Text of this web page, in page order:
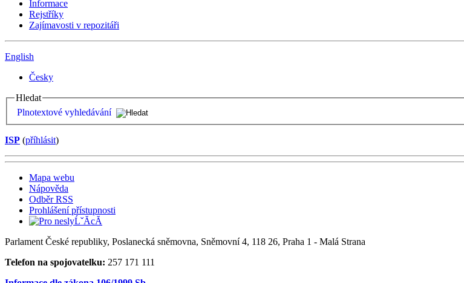
Informace
Rejstříky
Zajímavosti v repozitáři
English
Česky
Hledat
Plnotextové vyhledávání
ISP (příhlásit)
Mapa webu
Nápověda
Odběr RSS
Prohlášení přístupnosti
Parlament České republiky, Poslanecká sněmovna, Sněmovní 4, 118 26, Praha 1 - Malá Strana
Telefon na spojovatelku: 257 171 111